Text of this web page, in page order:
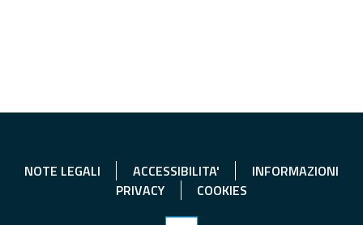
NOTE LEGALI ACCESSIBILITA'
INFORMAZIONI
PRIVACY
COOKIES